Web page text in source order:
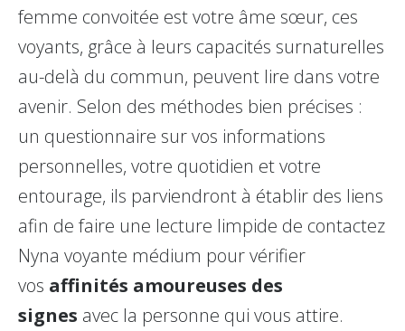
femme convoitée est votre âme sœur, ces
voyants, grâce à leurs capacités surnaturelles
au-delà du commun, peuvent lire dans votre
avenir. Selon des méthodes bien précises :
un questionnaire sur vos informations
personnelles, votre quotidien et votre
entourage, ils parviendront à établir des liens
afin de faire une lecture limpide de contactez
Nyna voyante médium pour vérifier
vos affinités amoureuses des
signes avec la personne qui vous attire.